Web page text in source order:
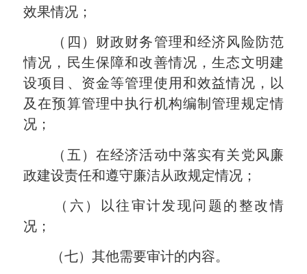
效果情况；
（四）财政财务管理和经济风险防范
情况，民生保障和改善情况，生态文明建
设项目、资金等管理使用和效益情况，以
及在预算管理中执行机构编制管理规定情
况；
（五）在经济活动中落实有关党风廉
政建设责任和遵守廉洁从政规定情况；
（六）以往审计发现问题的整改情
况；
（七）其他需要审计的内容。